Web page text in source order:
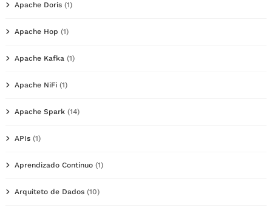
Apache Doris (1)
Apache Hop (1)
Apache Kafka (1)
Apache NiFi (1)
Apache Spark (14)
APIs (1)
Aprendizado Contínuo (1)
Arquiteto de Dados (10)